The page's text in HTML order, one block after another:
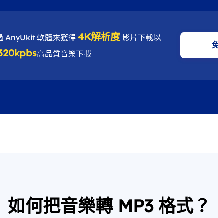
AnyUkit 軟體來獲得 4K解析度影片下載以
高品質音樂下載
如何把音樂轉 MP3 格式？